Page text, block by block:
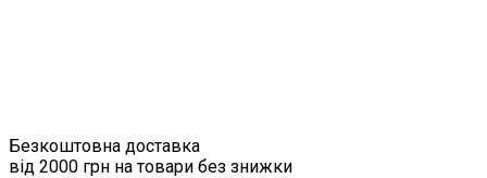
Безкоштовна доставка
від 2000 грн на товари без знижки